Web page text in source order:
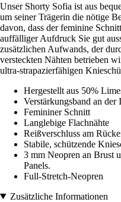
Unser Shorty Sofia ist aus
um seiner Trägerin die nötige
davon, dass der feminine
auffälliger Aufdruck Sie gut
zusätzlichen Aufwands, der
versteckten Nähten betrieben
ultra-strapazierfähigen
Hergestellt aus 50%
Verstärkungsband an der
Femininer Schnitt
Langlebige Flachnähte
Reißverschluss am
Stabile, schützende
3 mm Neopren an Brust
Panels.
Full-Stretch-Neopren
Zusätzliche Informationen